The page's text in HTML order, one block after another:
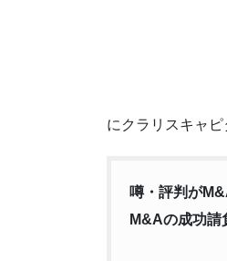
にクラリスキャ
噂・評判が
M&Aの成功請